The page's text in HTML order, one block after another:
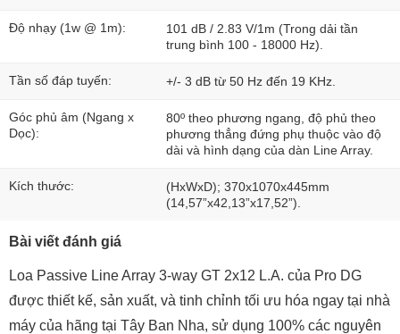
Độ nhạy (1w @ 1m):
101 dB / 2.83 V/1m (Trong dải tần
trung bình 100 - 18000 Hz).
Tần số đáp tuyến: +/- 3 dB từ 50 Hz đến 19 KHz.
Góc phủ âm (Ngang x
Dọc):
80º theo phương ngang, độ phủ theo
phương thẳng đứng phụ thuộc vào độ
dài và hình dạng của dàn Line Array.
Kích thước:
(HxWxD); 370x1070x445mm
(14,57”x42,13”x17,52”).
Bài viết đánh giá
Loa Passive Line Array 3-way GT 2x12 L.A. của Pro DG
được thiết kế, sản xuất, và tinh chỉnh tối ưu hóa ngay tại nhà
máy của hãng tại Tây Ban Nha, sử dụng 100% các nguyên